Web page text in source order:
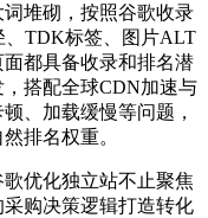
堆砌，按照谷歌收录
、TDK标签、图片ALT
都具备收录和排名潜
搭配全球CDN加速与
、加载缓慢等问题，
排名权重。
优化独立站不止聚焦
购决策逻辑打造转化